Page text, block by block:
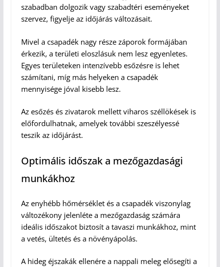
szabadban dolgozik vagy szabadtéri eseményeket
szervez, figyelje az időjárás változásait.
Mivel a csapadék nagy része záporok formájában
érkezik, a területi eloszlásuk nem lesz egyenletes.
Egyes területeken intenzívebb esőzésre is lehet
számítani, míg más helyeken a csapadék
mennyisége jóval kisebb lesz.
Az esőzés és zivatarok mellett viharos széllökések is
előfordulhatnak, amelyek további szeszélyessé
teszik az időjárást.
Optimális időszak a mezőgazdasági
munkákhoz
Az enyhébb hőmérséklet és a csapadék viszonylag
változékony jelenléte a mezőgazdaság számára
ideális időszakot biztosít a tavaszi munkákhoz, mint
a vetés, ültetés és a növényápolás.
A hideg éjszakák ellenére a nappali meleg elősegíti a